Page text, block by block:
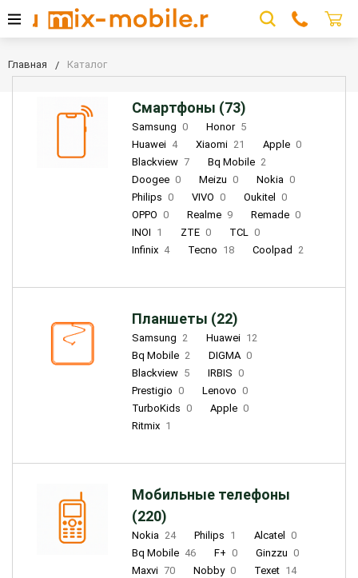
Главная Каталог
Смартфоны (73)
Samsung 0 Honor 5
Huawei 4 Xiaomi 21 Apple 0
Blackview 7 Bq Mobile 2
Doogee 0 Meizu 0 Nokia 0
Philips 0 VIVO 0 Oukitel
0
OPPO 0 Realme 9 Remade 0
INOI 1 ZTE 0 TCL 0
Infinix 4 Tecno 18 Coolpad 2
Планшеты (22)
Samsung 2 Huawei 12
Bq Mobile 2 DIGMA 0
Blackview 5 IRBIS 0
Prestigio 0 Lenovo 0
TurboKids 0 Apple 0
Ritmix 1
Мобильные телефоны
(220)
Nokia 24 Philips 1 Alcatel
0
Bq Mobile 46 F+ 0 Ginzzu 0
Maxvi 70 Nobby 0 Texet 14